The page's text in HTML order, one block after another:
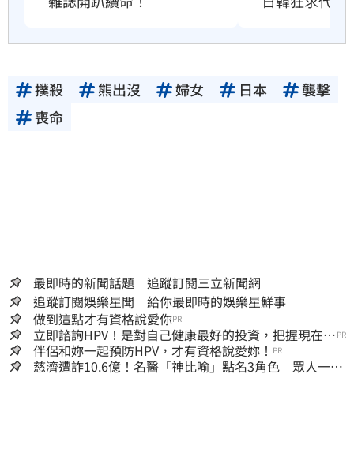
撲殺 熊出沒 婦女 日本
襲擊
喪命
最即時的新聞話題 追蹤訂閱三立新聞網
追蹤訂閱娛樂星聞 給你最即時的娛樂星鮮事
做到這點才有資格說愛你PR
立即諮詢HPV！是對自己健康最好的投資，把握現在不
嫌晚！
PR
伴侶和妳一起預防HPV，才有資格說愛妳！ PR
慈濟遭詐10.6億！名醫「神比喻」點名3角色 眾人一看